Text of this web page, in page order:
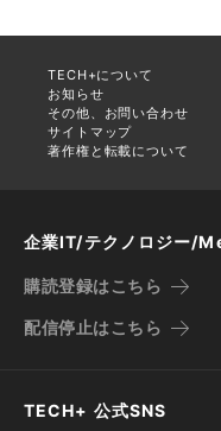
TECH+について
お知らせ
その他、お問い合わせ
サイトマップ
著作権と転載について
企業IT/テクノロジー/
購読登録はこちら
配信停止はこちら
TECH+ 公式SNS